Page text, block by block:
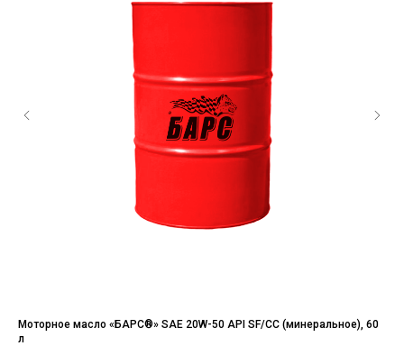
Моторное масло «БАРС®» SAE 20W-50 API SF/CC (минеральное), 60
л